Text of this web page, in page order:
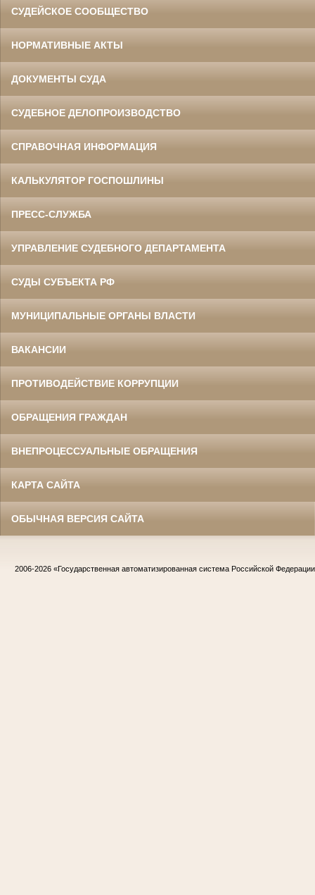
СУДЕЙСКОЕ СООБЩЕСТВО
НОРМАТИВНЫЕ АКТЫ
ДОКУМЕНТЫ СУДА
СУДЕБНОЕ ДЕЛОПРОИЗВОДСТВО
СПРАВОЧНАЯ ИНФОРМАЦИЯ
КАЛЬКУЛЯТОР ГОСПОШЛИНЫ
ПРЕСС-СЛУЖБА
УПРАВЛЕНИЕ СУДЕБНОГО ДЕПАРТАМЕНТА
СУДЫ СУБЪЕКТА РФ
МУНИЦИПАЛЬНЫЕ ОРГАНЫ ВЛАСТИ
ВАКАНСИИ
ПРОТИВОДЕЙСТВИЕ КОРРУПЦИИ
ОБРАЩЕНИЯ ГРАЖДАН
ВНЕПРОЦЕССУАЛЬНЫЕ ОБРАЩЕНИЯ
КАРТА САЙТА
ОБЫЧНАЯ ВЕРСИЯ САЙТА
2006-2026 «Государственная автоматизированная система Российской